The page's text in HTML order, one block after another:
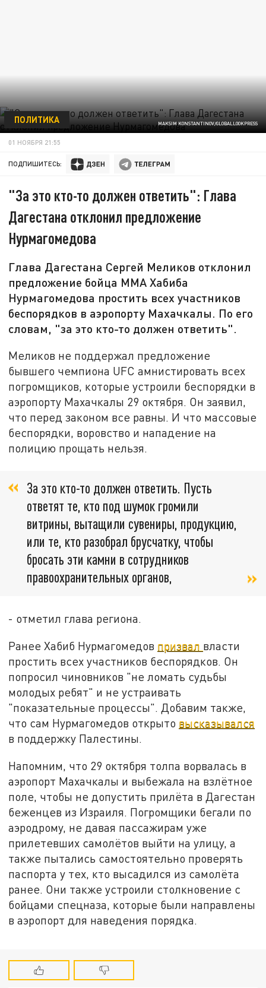
MAKSIM KONSTANTINOV/GLOBALLOOKPRESS
ПОЛИТИКА
01 НОЯБРЯ 21:55
ПОДПИШИТЕСЬ:
"За это кто-то должен ответить": Глава
Дагестана отклонил предложение
Нурмагомедова
Глава Дагестана Сергей Меликов отклонил
предложение бойца ММА Хабиба
Нурмагомедова простить всех участников
беспорядков в аэропорту Махачкалы. По его
словам, "за это кто-то должен ответить".
Меликов не поддержал предложение
бывшего чемпиона UFC амнистировать всех
погромщиков, которые устроили беспорядки в
аэропорту Махачкалы 29 октября. Он заявил,
что перед законом все равны. И что массовые
беспорядки, воровство и нападение на
полицию прощать нельзя.
За это кто-то должен ответить. Пусть
ответят те, кто под шумок громили
витрины, вытащили сувениры, продукцию,
или те, кто разобрал брусчатку, чтобы
бросать эти камни в сотрудников
правоохранительных органов,
- отметил глава региона.
Ранее Хабиб Нурмагомедов призвал власти
простить всех участников беспорядков. Он
попросил чиновников "не ломать судьбы
молодых ребят" и не устраивать
"показательные процессы". Добавим также,
что сам Нурмагомедов открыто высказывался
в поддержку Палестины.
Напомним, что 29 октября толпа ворвалась в
аэропорт Махачкалы и выбежала на взлётное
поле, чтобы не допустить прилёта в Дагестан
беженцев из Израиля. Погромщики бегали по
аэродрому, не давая пассажирам уже
прилетевших самолётов выйти на улицу, а
также пытались самостоятельно проверять
паспорта у тех, кто высадился из самолёта
ранее. Они также устроили столкновение с
бойцами спецназа, которые были направлены
в аэропорт для наведения порядка.